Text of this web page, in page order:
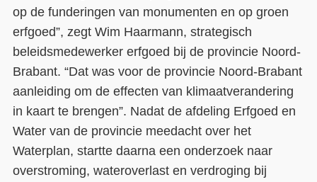
op de funderingen van monumenten en op groen
erfgoed”, zegt Wim Haarmann, strategisch
beleidsmedewerker erfgoed bij de provincie Noord-
Brabant. “Dat was voor de provincie Noord-Brabant
aanleiding om de effecten van klimaatverandering
in kaart te brengen”. Nadat de afdeling Erfgoed en
Water van de provincie meedacht over het
Waterplan, startte daarna een onderzoek naar
overstroming, wateroverlast en verdroging bij